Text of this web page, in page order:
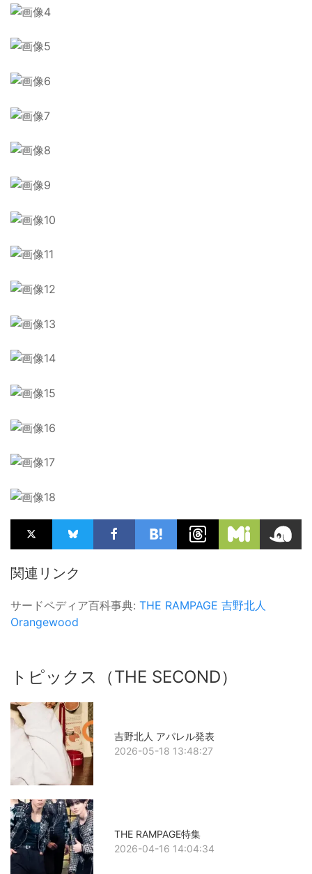
関連リンク
サードペディア百科事典: THE RAMPAGE 吉野北人
Orangewood
トピックス（THE SECOND）
吉野北人 アパレル発表
2026-05-18 13:48:27
THE RAMPAGE特集
2026-04-16 14:04:34